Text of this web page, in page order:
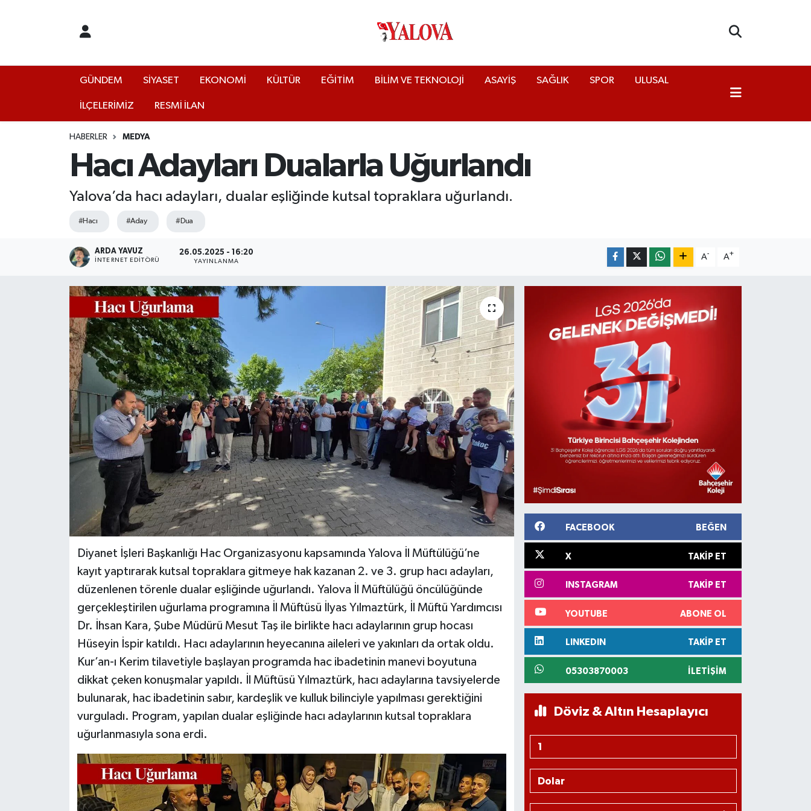
GÜNDEM SİYASET EKONOMİ KÜLTÜR EĞİTİM BİLİM VE TEKNOLOJİ ASAYİŞ SAĞLIK SPOR ULUSAL
İLÇELERİMİZ RESMİ İLAN
HABERLER MEDYA
Hacı Adayları Dualarla Uğurlandı
Yalova’da hacı adayları, dualar eşliğinde kutsal topraklara uğurlandı.
#Hacı #Aday #Dua
ARDA YAVUZ
İNTERNET EDITÖRÜ
26.05.2025 - 16:20
YAYINLANMA
A- A+
Diyanet İşleri Başkanlığı Hac Organizasyonu kapsamında Yalova İl Müftülüğü’ne
kayıt yaptırarak kutsal topraklara gitmeye hak kazanan 2. ve 3. grup hacı adayları,
düzenlenen törenle dualar eşliğinde uğurlandı. Yalova İl Müftülüğü öncülüğünde
gerçekleştirilen uğurlama programına İl Müftüsü İlyas Yılmaztürk, İl Müftü Yardımcısı
Dr. İhsan Kara, Şube Müdürü Mesut Taş ile birlikte hacı adaylarının grup hocası
Hüseyin İspir katıldı. Hacı adaylarının heyecanına aileleri ve yakınları da ortak oldu.
Kur’an-ı Kerim tilavetiyle başlayan programda hac ibadetinin manevi boyutuna
dikkat çeken konuşmalar yapıldı. İl Müftüsü Yılmaztürk, hacı adaylarına tavsiyelerde
bulunarak, hac ibadetinin sabır, kardeşlik ve kulluk bilinciyle yapılması gerektiğini
vurguladı. Program, yapılan dualar eşliğinde hacı adaylarının kutsal topraklara
uğurlanmasıyla sona erdi.
FACEBOOK BEĞEN
X TAKIP ET
INSTAGRAM TAKIP ET
YOUTUBE ABONE OL
LINKEDIN TAKIP ET
05303870003 İLETIŞIM
Döviz & Altın Hesaplayıcı
EKONOMİ
KÜLTÜR
BİLİM VE TEKNOLOJİ
SAĞLIK
ULUSAL
İLÇELERİMİZ
RESMİ İLAN
Yalova Hava Durumu
Yalova Namaz Vakitleri
Yalova Trafik Yoğunluk Haritası
Puan Durumu ve Fikstür
Tüm Manşetler
Haber Arşivi